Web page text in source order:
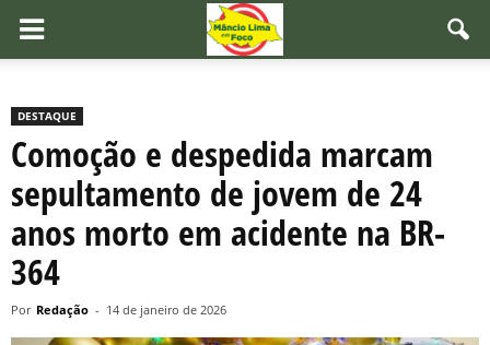
DESTAQUE
Comoção e despedida marcam
sepultamento de jovem de 24
anos morto em acidente na BR-
364
Por Redação - 14 de janeiro de 2026